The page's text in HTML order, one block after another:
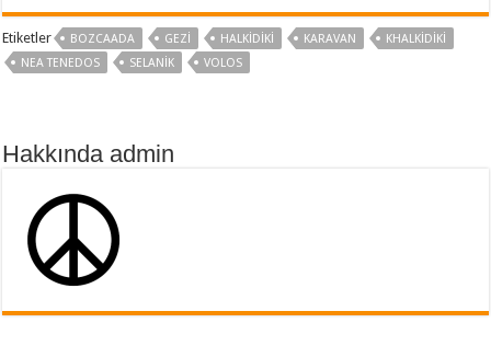
Etiketler BOZCAADA GEZI HALKIDIKI KARAVAN
KHALKIDIKI
NEA TENEDOS
SELANIK VOLOS
Hakkında admin